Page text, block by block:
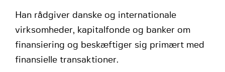
Han rådgiver danske og internationale
virksomheder, kapitalfonde og banker om
finansiering og beskæftiger sig primært med
finansielle transaktioner.